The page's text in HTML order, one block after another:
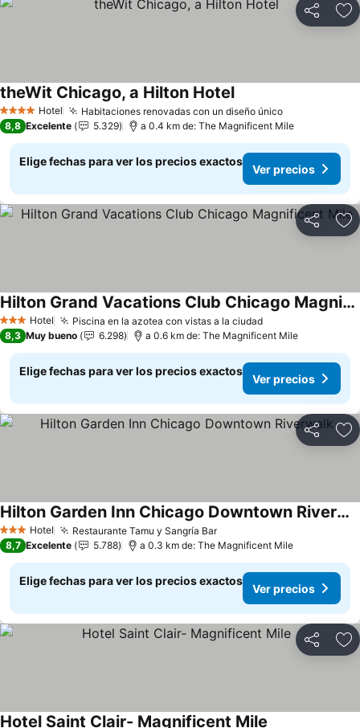
Compartir
4 EstrellasHotel Habitaciones renovadas con un diseño únicoVer precios
theWit Chicago, a Hilton HotelVer precios
8,8 Excelente 5.329 a 0.4 km de: The Magnificent Mile
Elige fechas para ver los precios exactos
Ver precios
Compartir
3 Estrellas
Hotel Piscina en la azotea con vistas a la ciudadVer precios
Hilton Grand Vacations Club Chicago Magnificent Mile
Ver precios
8,3 Muy bueno 6.298 a 0.6 km de: The Magnificent Mile
Elige fechas para ver los precios exactos
Ver precios
Compartir
3 Estrellas
Hotel Restaurante Tamu y Sangría BarVer precios
Hilton Garden Inn Chicago Downtown Riverwalk
Ver precios
8,7 Excelente 5.788 a 0.3 km de: The Magnificent Mile
Elige fechas para ver los precios exactos
Ver precios
Compartir
Hotel Saint Clair- Magnificent Mile